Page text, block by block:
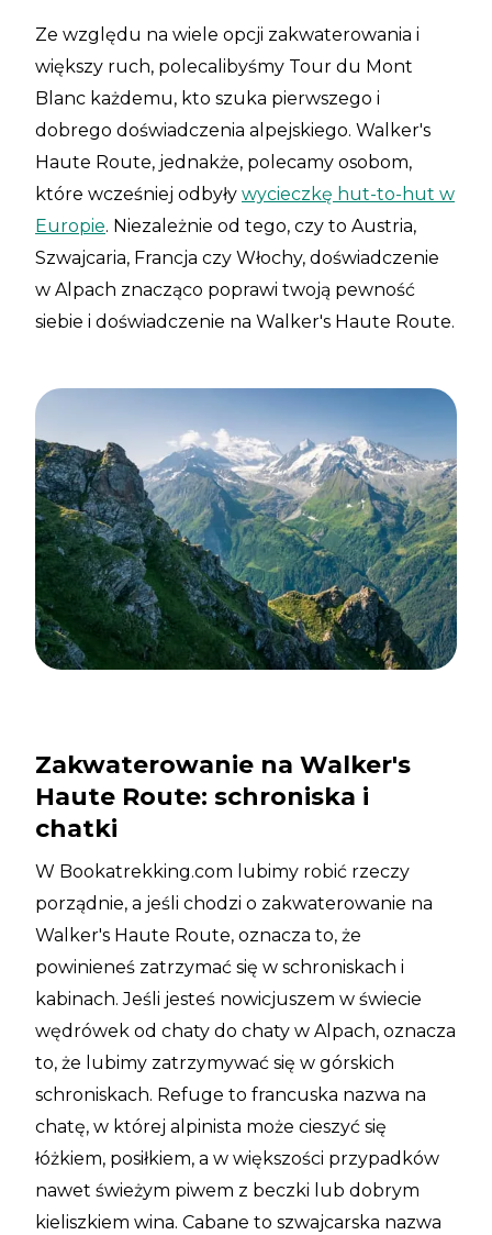
Ze względu na wiele opcji zakwaterowania i
większy ruch, polecalibyśmy Tour du Mont
Blanc każdemu, kto szuka pierwszego i
dobrego doświadczenia alpejskiego. Walker's
Haute Route, jednakże, polecamy osobom,
które wcześniej odbyły wycieczkę hut-to-hut w
Europie. Niezależnie od tego, czy to Austria,
Szwajcaria, Francja czy Włochy, doświadczenie
w Alpach znacząco poprawi twoją pewność
siebie i doświadczenie na Walker's Haute Route.
Zakwaterowanie na Walker's
Haute Route: schroniska i
chatki
W Bookatrekking.com lubimy robić rzeczy
porządnie, a jeśli chodzi o zakwaterowanie na
Walker's Haute Route, oznacza to, że
powinieneś zatrzymać się w schroniskach i
kabinach. Jeśli jesteś nowicjuszem w świecie
wędrówek od chaty do chaty w Alpach, oznacza
to, że lubimy zatrzymywać się w górskich
schroniskach. Refuge to francuska nazwa na
chatę, w której alpinista może cieszyć się
łóżkiem, posiłkiem, a w większości przypadków
nawet świeżym piwem z beczki lub dobrym
kieliszkiem wina. Cabane to szwajcarska nazwa